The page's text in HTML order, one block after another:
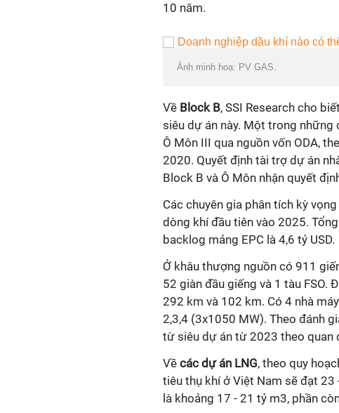
10 năm.
Ảnh minh hoạ: PV GAS.
Về Block B, SSI Research cho
siêu dự án này. Một trong
Ô Môn III qua nguồn vốn ODA,
2020. Quyết định tài trợ dự án
Block B và Ô Môn nhận quyết
Các chuyên gia phân tích kỳ
dòng khí đầu tiên vào 2025.
backlog mảng EPC là 4,6 tỷ USD.
Ở khâu thượng nguồn có 911
52 giàn đầu giếng và 1 tàu
292 km và 102 km. Có 4 nhà
2,3,4 (3x1050 MW). Theo đánh
từ siêu dự án từ 2023 theo quan
Về các dự án LNG, theo quy
tiêu thụ khí ở Việt Nam sẽ đạt
là khoảng 17 - 21 tỷ m3, phần